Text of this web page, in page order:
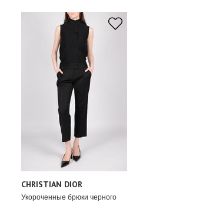
CHRISTIAN DIOR
Укороченные брюки черного